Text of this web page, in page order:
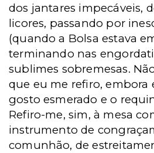
dos jantares impecáveis,
licores, passando por
(quando a Bolsa estava
terminando nas
sublimes sobremesas.
que eu me refiro, embora
gosto esmerado e o
Refiro-me, sim, à mesa
instrumento de
comunhão, de